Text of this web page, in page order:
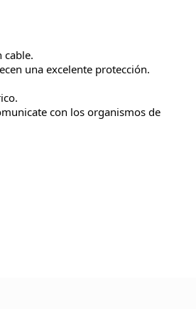
cable.
una excelente protección.
con los organismos de